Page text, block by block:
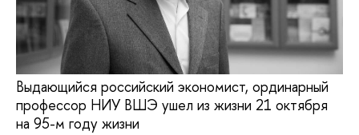
Выдающийся российский экономист, ординарный
профессор НИУ ВШЭ ушел из жизни 21 октября
на 95-м году жизни